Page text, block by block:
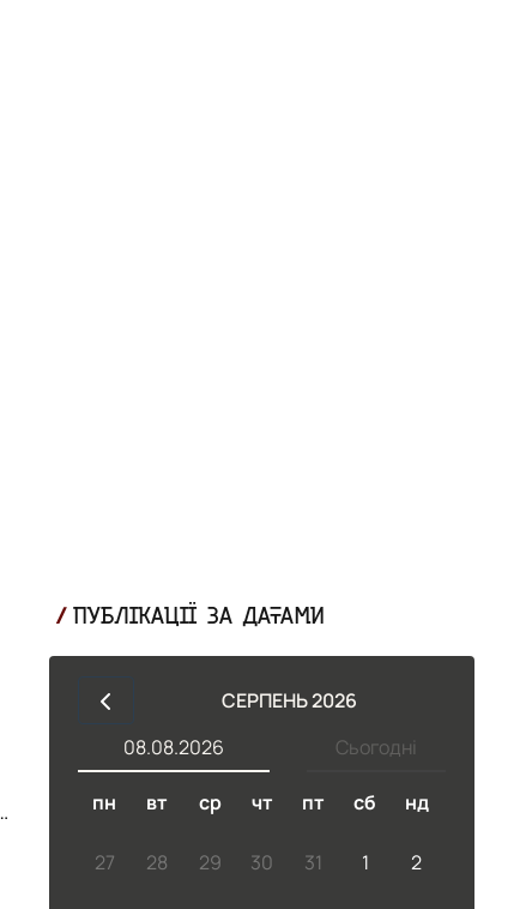
ПУБЛІКАЦІЇ ЗА ДАТАМИ
СЕРПЕНЬ 2026
Сьогодні
08.08.2026
пн вт ср чт пт сб нд
27 28 29 30 31 1 2